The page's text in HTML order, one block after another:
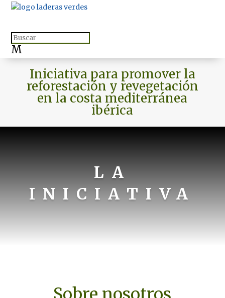
M
Iniciativa para promover la
reforestación y revegetación
en la costa mediterránea
ibérica
LA
INICIATIVA